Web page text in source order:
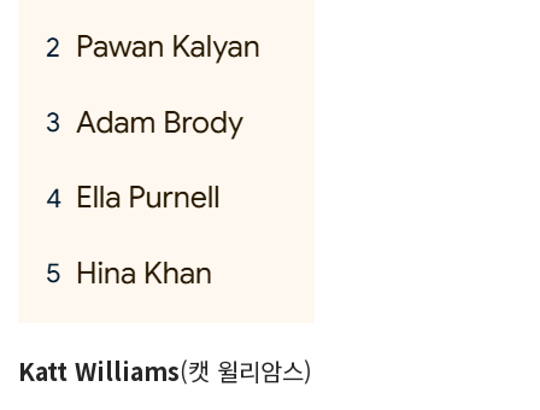
Katt Williams(캣 윌리암스)